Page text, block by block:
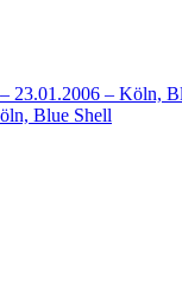
23.01.2006 – Köln,
Blue Shell